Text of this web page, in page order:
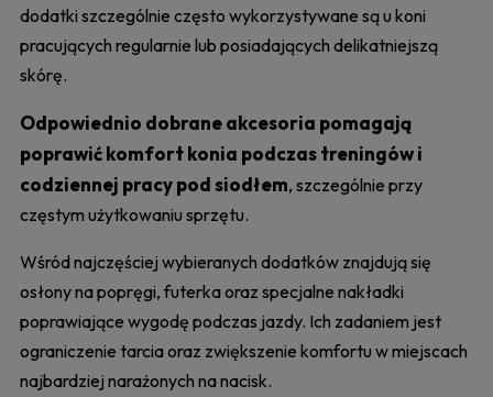
dodatki szczególnie często wykorzystywane są u koni
pracujących regularnie lub posiadających delikatniejszą
skórę.
Odpowiednio dobrane akcesoria pomagają
poprawić komfort konia podczas treningów i
codziennej pracy pod siodłem, szczególnie przy
częstym użytkowaniu sprzętu.
Wśród najczęściej wybieranych dodatków znajdują się
osłony na popręgi, futerka oraz specjalne nakładki
poprawiające wygodę podczas jazdy. Ich zadaniem jest
ograniczenie tarcia oraz zwiększenie komfortu w miejscach
najbardziej narażonych na nacisk.